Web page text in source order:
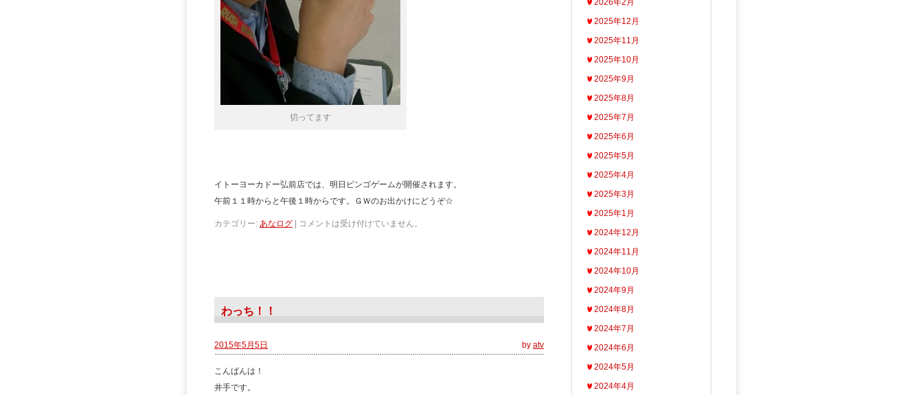
切ってます
イトーヨーカドー弘前店では、明日ビンゴゲームが開催されます。
午前１１時からと午後１時からです。ＧＷのお出かけにどうぞ☆
カテゴリー: あなログ コメントは受け付けていません。
わっち！！
2015年5月5日 by atv
こんばんは！
井手です。
2026年2月
2025年12月
2025年11月
2025年10月
2025年9月
2025年8月
2025年7月
2025年6月
2025年5月
2025年4月
2025年3月
2025年1月
2024年12月
2024年11月
2024年10月
2024年9月
2024年8月
2024年7月
2024年6月
2024年5月
2024年4月